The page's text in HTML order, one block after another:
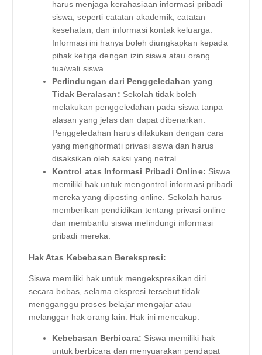
harus menjaga kerahasiaan informasi pribadi
siswa, seperti catatan akademik, catatan
kesehatan, dan informasi kontak keluarga.
Informasi ini hanya boleh diungkapkan kepada
pihak ketiga dengan izin siswa atau orang
tua/wali siswa.
Perlindungan dari Penggeledahan yang
Tidak Beralasan: Sekolah tidak boleh
melakukan penggeledahan pada siswa tanpa
alasan yang jelas dan dapat dibenarkan.
Penggeledahan harus dilakukan dengan cara
yang menghormati privasi siswa dan harus
disaksikan oleh saksi yang netral.
Kontrol atas Informasi Pribadi Online: Siswa
memiliki hak untuk mengontrol informasi pribadi
mereka yang diposting online. Sekolah harus
memberikan pendidikan tentang privasi online
dan membantu siswa melindungi informasi
pribadi mereka.
Hak Atas Kebebasan Berekspresi:
Siswa memiliki hak untuk mengekspresikan diri
secara bebas, selama ekspresi tersebut tidak
mengganggu proses belajar mengajar atau
melanggar hak orang lain. Hak ini mencakup:
Kebebasan Berbicara: Siswa memiliki hak
untuk berbicara dan menyuarakan pendapat